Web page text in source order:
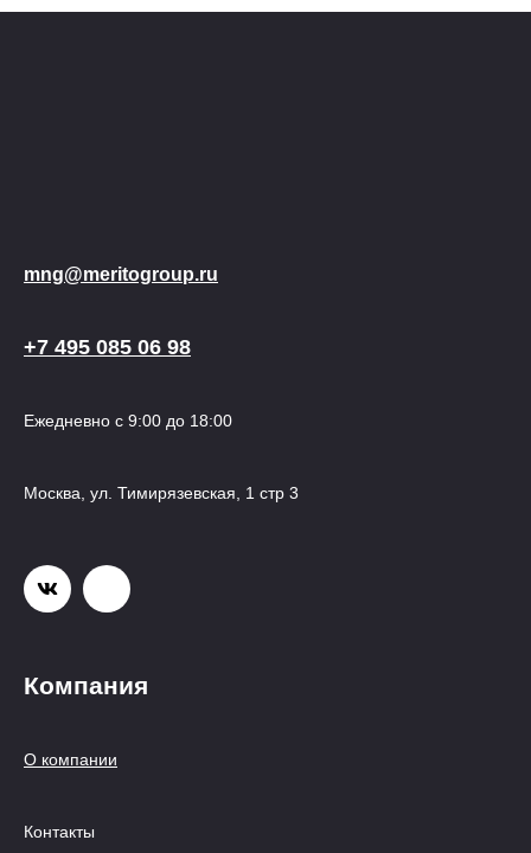
mng@meritogroup.ru
+7 495 085 06 98
Ежедневно с 9:00 до 18:00
Москва, ул. Тимирязевская, 1 стр 3
Компания
О компании
Контакты